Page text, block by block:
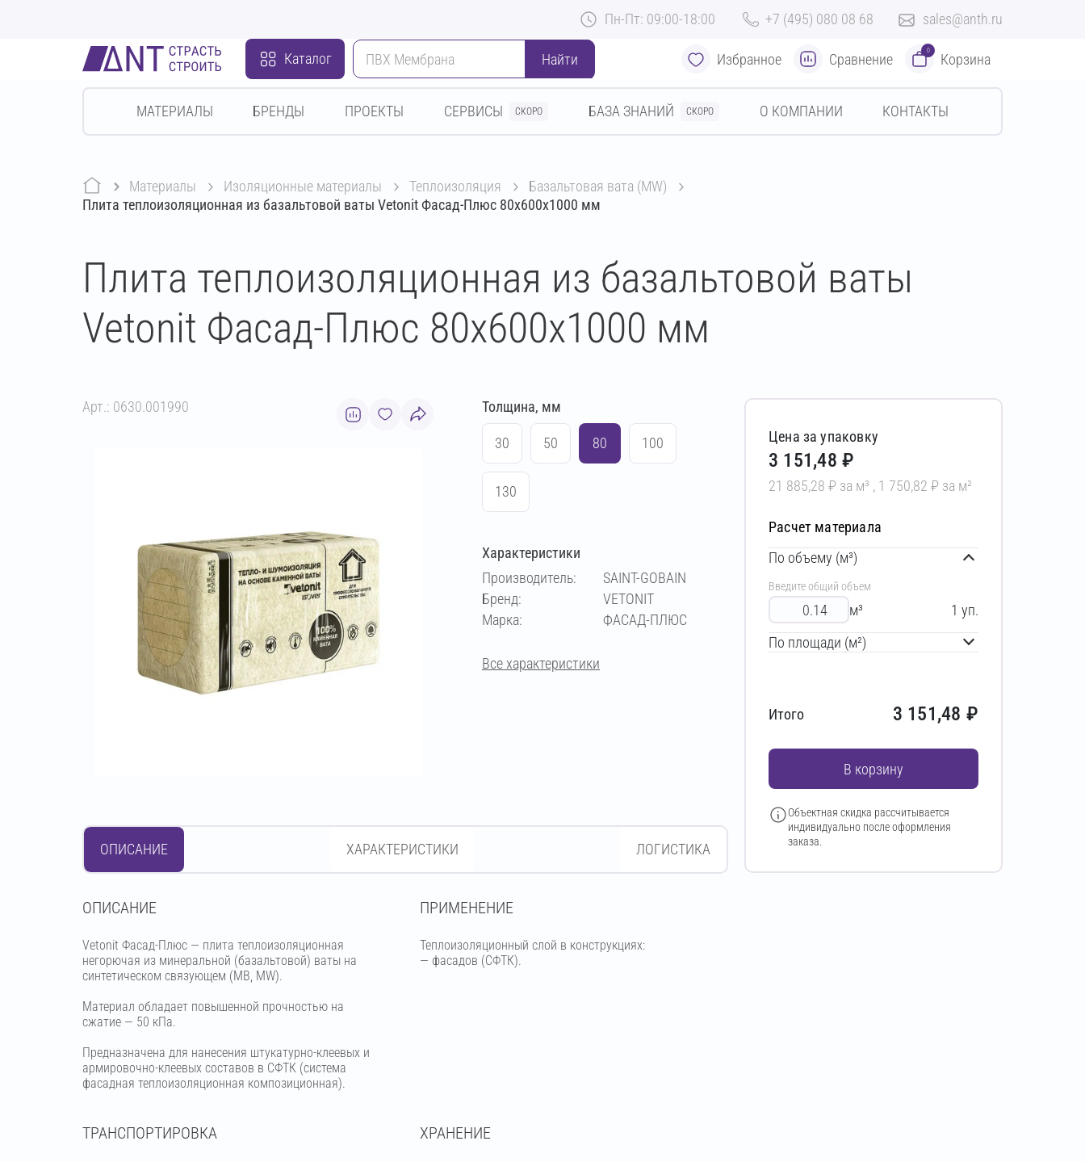
Пн-Пт: 09:00-18:00 +7 (495) 080 08 68 sales@anth.ru
Каталог Найти Избранное Сравнение
0
Корзина
МАТЕРИАЛЫ БРЕНДЫ ПРОЕКТЫ СЕРВИСЫ СКОРО БАЗА ЗНАНИЙ СКОРО О КОМПАНИИ КОНТАКТЫ
Материалы изоляционные материалы теплоизоляция
базальтовая вата (MW)
Плита теплоизоляционная из базальтовой ваты Vetonit Фасад-Плюс 80х600х1000 мм
Плита теплоизоляционная из базальтовой ваты
Vetonit Фасад-Плюс 80х600х1000 мм
Арт.: 0630.001990 Толщина, мм
30 50 80 100
130
Характеристики
Производитель:
SAINT-GOBAIN
Бренд:
VETONIT
Марка:
ФАСАД-ПЛЮС
Все характеристики
ОПИСАНИЕ ХАРАКТЕРИСТИКИ ЛОГИСТИКА
OПИСАНИЕ
Vetonit Фасад-Плюс — плита теплоизоляционная
негорючая из минеральной (базальтовой) ваты на
синтетическом связующем (МВ, MW).
Материал обладает повышенной прочностью на
сжатие — 50 кПа.
Предназначена для нанесения штукатурно-клеевых и
армировочно-клеевых составов в СФТК (система
фасадная теплоизоляционная композиционная).
ПРИМЕНЕНИЕ
Теплоизоляционный слой в конструкциях:
— фасадов (СФТК).
ТРАНСПОРТИРОВКА ХРАНЕНИЕ
Цена за упаковку
3 151,48 ₽
21 885,28 ₽ за м³ , 1 750,82 ₽ за м²
Расчет материала
По объему (м³)
Введите общий объем
м³ 1 уп.
По площади (м²)
Итого 3 151,48 ₽
В корзину
Объектная скидка рассчитывается
индивидуально после оформления
заказа.